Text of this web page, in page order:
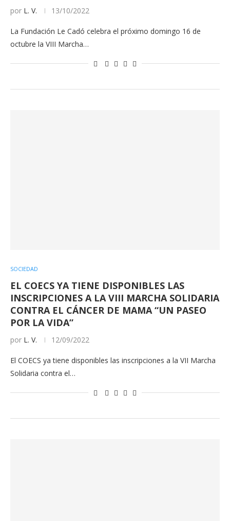
por L. V. 13/10/2022
La Fundación Le Cadó celebra el próximo domingo 16 de
octubre la VIII Marcha…
SOCIEDAD
EL COECS YA TIENE DISPONIBLES LAS
INSCRIPCIONES A LA VIII MARCHA SOLIDARIA
CONTRA EL CÁNCER DE MAMA “UN PASEO
POR LA VIDA”
por L. V. 12/09/2022
El COECS ya tiene disponibles las inscripciones a la VII Marcha
Solidaria contra el…